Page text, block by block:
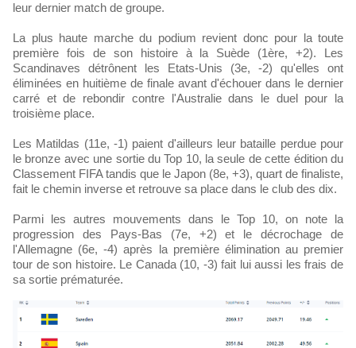
leur dernier match de groupe.
La plus haute marche du podium revient donc pour la toute
première fois de son histoire à la Suède (1ère, +2). Les
Scandinaves détrônent les Etats-Unis (3e, -2) qu'elles ont
éliminées en huitième de finale avant d'échouer dans le dernier
carré et de rebondir contre l'Australie dans le duel pour la
troisième place.
Les Matildas (11e, -1) paient d'ailleurs leur bataille perdue pour
le bronze avec une sortie du Top 10, la seule de cette édition du
Classement FIFA tandis que le Japon (8e, +3), quart de finaliste,
fait le chemin inverse et retrouve sa place dans le club des dix.
Parmi les autres mouvements dans le Top 10, on note la
progression des Pays-Bas (7e, +2) et le décrochage de
l'Allemagne (6e, -4) après la première élimination au premier
tour de son histoire. Le Canada (10, -3) fait lui aussi les frais de
sa sortie prématurée.